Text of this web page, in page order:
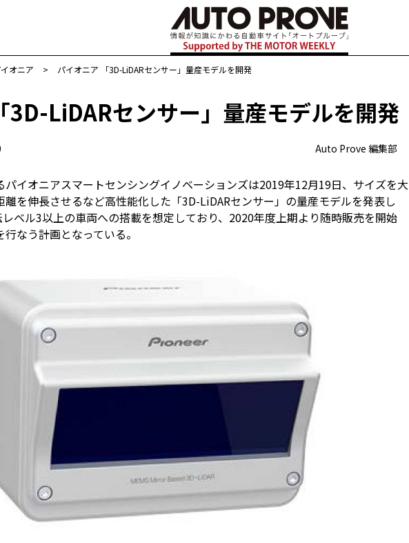
オニア > パイオニア 「3D-LiDARセンサー」量産モデルを開発
3D-LiDARセンサー」量産モデルを開発
Auto Prove 編集部
パイオニアスマートセンシングイノベーションズは2019年12月19日、サイズを大
を伸長させるなど高性能化した「3D-LiDARセンサー」の量産モデルを発表し
ベル3以上の車両への搭載を想定しており、2020年度上期より随時販売を開始
なう計画となっている。